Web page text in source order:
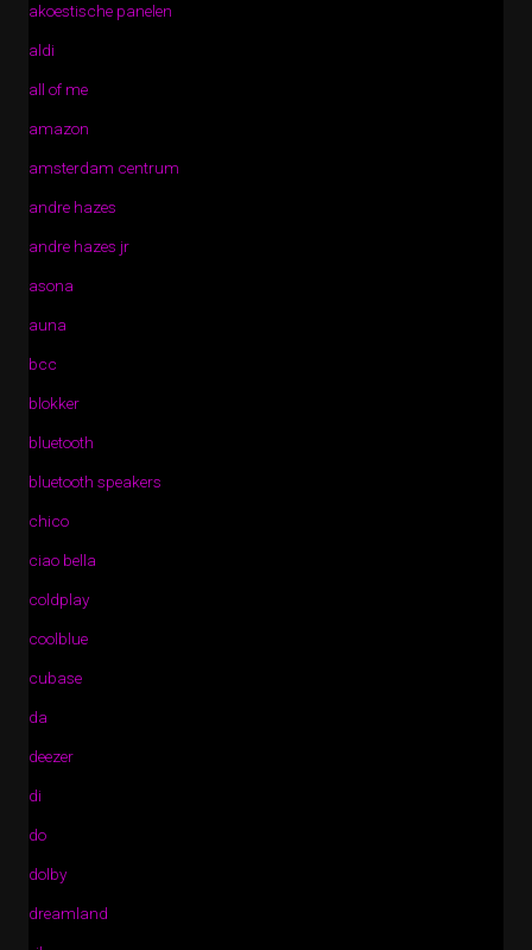
akoestische panelen
aldi
all of me
amazon
amsterdam centrum
andre hazes
andre hazes jr
asona
auna
bcc
blokker
bluetooth
bluetooth speakers
chico
ciao bella
coldplay
coolblue
cubase
da
deezer
di
do
dolby
dreamland